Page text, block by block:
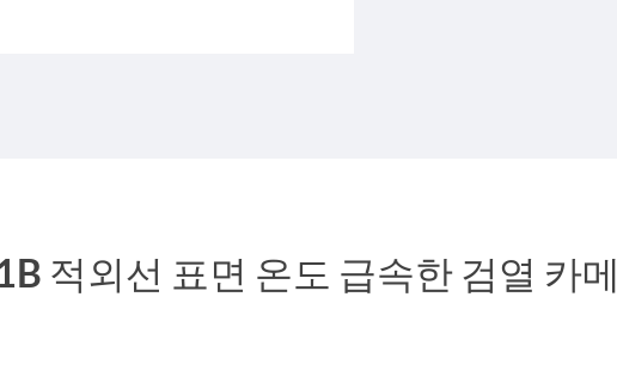
적외선 표면 온도 급속한 검열 카메